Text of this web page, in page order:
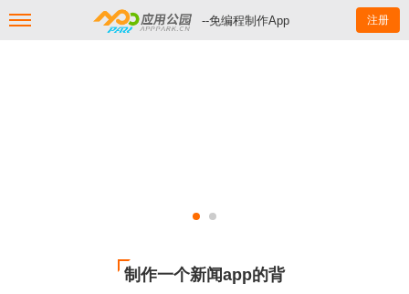
--免编程制作App 注册
制作一个新闻app的背